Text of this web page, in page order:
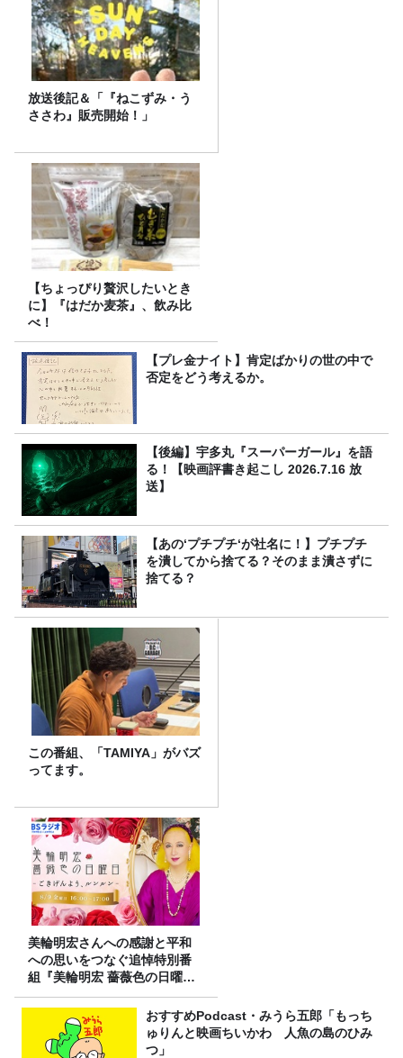
放送後記＆「『ねこずみ・う
ささわ』販売開始！」
【ちょっぴり贅沢したいとき
に】『はだか麦茶』、飲み比
べ！
【プレ金ナイト】肯定ばかりの世の中で
否定をどう考えるか。
【後編】宇多丸『スーパーガール』を語
る！【映画評書き起こし 2026.7.16 放
送】
【あの‘プチプチ‘が社名に！】プチプチ
を潰してから捨てる？そのまま潰さずに
捨てる？
この番組、「TAMIYA」がバズ
ってます。
美輪明宏さんへの感謝と平和
への思いをつなぐ追悼特別番
組『美輪明宏 薔薇色の日曜日
～ごきげんよう、ルンルン
～』8/9（日）16時放送おすすめPodcast・みうら五郎「もっち
ゅりんと映画ちいかわ 人魚の島のひみ
つ」